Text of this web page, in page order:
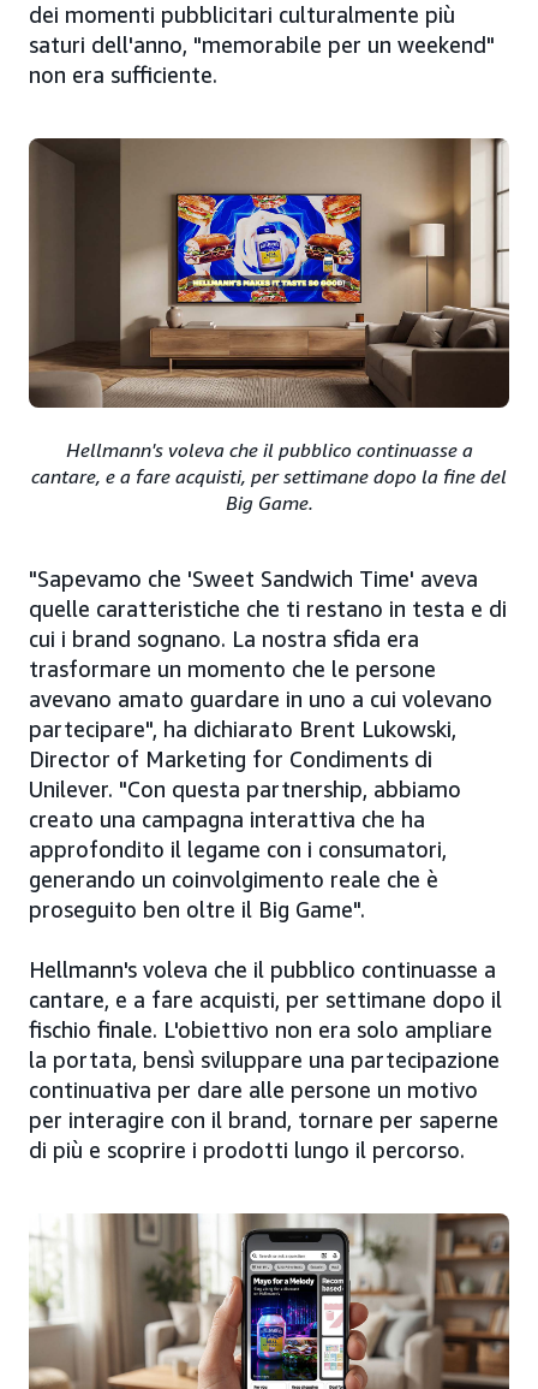
dei momenti pubblicitari culturalmente più
saturi dell'anno, "memorabile per un weekend"
non era sufficiente.
Hellmann's voleva che il pubblico continuasse a
cantare, e a fare acquisti, per settimane dopo la fine del
Big Game.
"Sapevamo che 'Sweet Sandwich Time' aveva
quelle caratteristiche che ti restano in testa e di
cui i brand sognano. La nostra sfida era
trasformare un momento che le persone
avevano amato guardare in uno a cui volevano
partecipare", ha dichiarato Brent Lukowski,
Director of Marketing for Condiments di
Unilever. "Con questa partnership, abbiamo
creato una campagna interattiva che ha
approfondito il legame con i consumatori,
generando un coinvolgimento reale che è
proseguito ben oltre il Big Game".
Hellmann's voleva che il pubblico continuasse a
cantare, e a fare acquisti, per settimane dopo il
fischio finale. L'obiettivo non era solo ampliare
la portata, bensì sviluppare una partecipazione
continuativa per dare alle persone un motivo
per interagire con il brand, tornare per saperne
di più e scoprire i prodotti lungo il percorso.